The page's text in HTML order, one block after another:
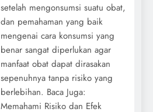
setelah mengonsumsi suatu obat,
dan pemahaman yang baik
mengenai cara konsumsi yang
benar sangat diperlukan agar
manfaat obat dapat dirasakan
sepenuhnya tanpa risiko yang
berlebihan. Baca Juga:
Memahami Risiko dan Efek